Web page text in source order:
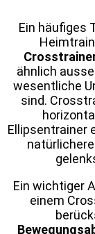
Ein häufiges
ähnlich
wesentliche
sind.
Ellipsentrainer
Ein wichtiger
einem